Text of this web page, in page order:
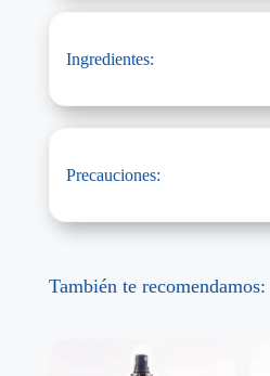
Ingredientes:
Precauciones:
También te recomendamos: